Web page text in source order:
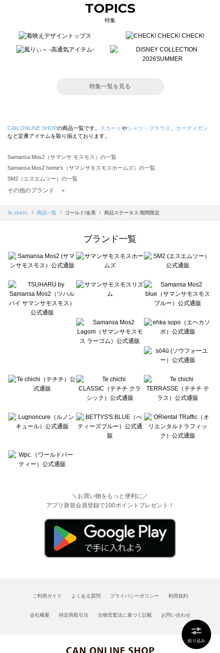
絞り込み
TOPICS
特集
特集一覧を見る
CAN ONLINE SHOPの商品一覧です。 スカート やシャツ・ブラウス
カーディガン
など定番アイテムを取り揃えております。
Samansa Mos2（サマンサ モスモス）の一覧
Samansa Mos2 home's（サマンサモスモスホームズ）の一覧
SM2（エスエムツー）の一覧
TSUHARU by Samansa Mos2（ツハルバイサマンサモスモス）の一覧
Samansa Mos2 blue（サマンサモスモス ブルー）の一覧
Te chichi（テチチ）の一覧
Te chichi CLASSIC（テチチ クラシック）の一覧
Lugnoncure（ルノンキュール）の一覧
BETTY'S BLUE（べティーズブルー）の一覧
Wpc.（ワールドパーティー）の一覧
その他のブランド ＋
Te chichi 商品一覧 ゴールド/金系 商品ステータス:期間限定
ブランド一覧
＼お買い物をもっと便利に／
アプリ新規会員登録で100ポイントプレゼント！
ご利用ガイド よくある質問 プライバシーポリシー 利用規約
会社概要 特定商取引法 古物営業法に基づく記載 お問い合わせ